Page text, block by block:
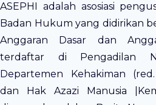
ASEPHI adalah asosiasi
Badan Hukum yang didirikan
Anggaran Dasar dan
terdaftar di Pengadilan
Departemen Kehakiman
dan Hak Azazi Manusia